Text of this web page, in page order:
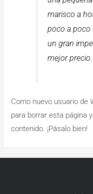
marisco a
poco a poco
un gran
mejor precio.
Como nuevo usuario de
para borrar esta página
contenido. ¡Pásalo bien!